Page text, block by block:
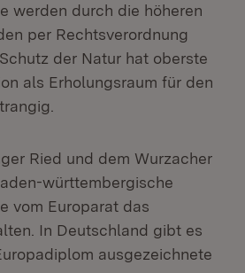
werden durch die höheren
per Rechtsverordnung
der Natur hat oberste
als Erholungsraum für den
Ried und dem Wurzacher
württembergische
vom Europarat das
In Deutschland gibt es
ausgezeichnete